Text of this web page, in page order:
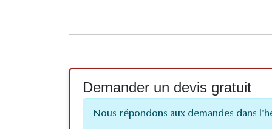
Demander un devis gratuit
Nous répondons aux demandes dans